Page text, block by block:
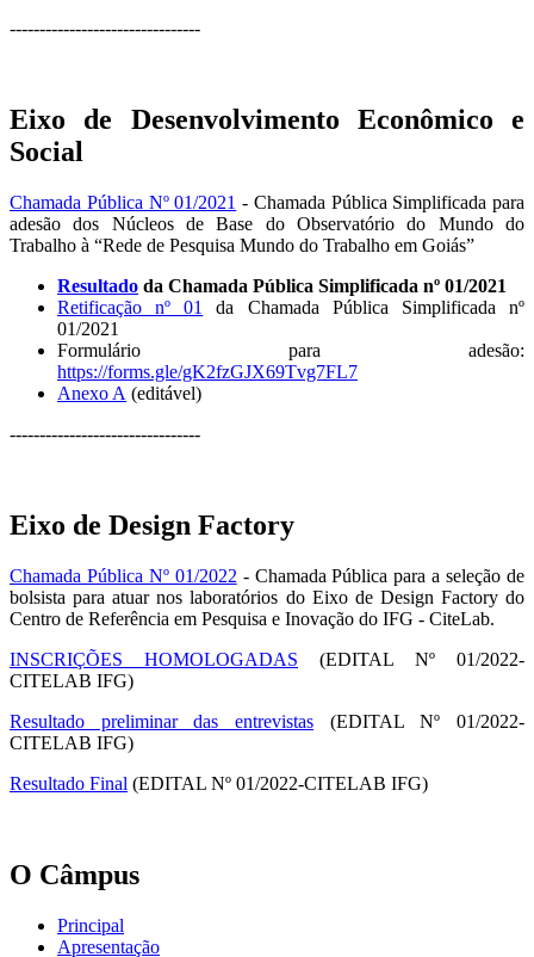
--------------------------------
Eixo de Desenvolvimento Econômico e
Social
Chamada Pública Nº 01/2021 - Chamada Pública Simplificada para
adesão dos Núcleos de Base do Observatório do Mundo do
Trabalho à “Rede de Pesquisa Mundo do Trabalho em Goiás”
Resultado da Chamada Pública Simplificada nº 01/2021
Retificação nº 01
da Chamada Pública Simplificada nº
01/2021
Formulário para adesão:
https://forms.gle/gK2fzGJX69Tvg7FL7
Anexo A (editável)
--------------------------------
Eixo de Design Factory
Chamada Pública Nº 01/2022 - Chamada Pública para a seleção de
bolsista para atuar nos laboratórios do Eixo de Design Factory do
Centro de Referência em Pesquisa e Inovação do IFG - CiteLab.
INSCRIÇÕES HOMOLOGADAS (EDITAL Nº 01/2022-
CITELAB IFG)
Resultado preliminar das entrevistas (EDITAL Nº 01/2022-
CITELAB IFG)
Resultado Final (EDITAL Nº 01/2022-CITELAB IFG)
O Câmpus
Principal
Apresentação